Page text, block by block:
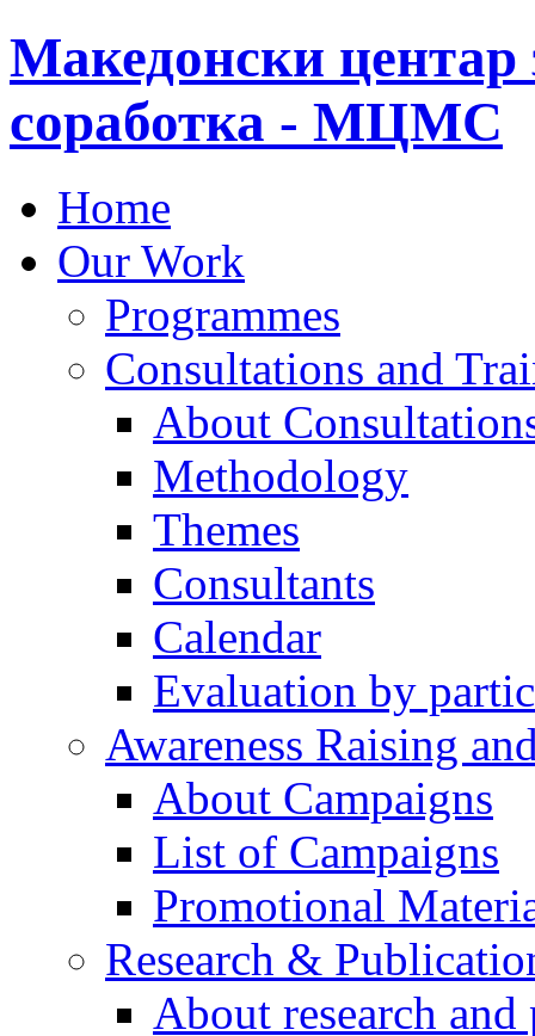
Македонски центар
соработка - МЦМС
Home
Our Work
Programmes
Consultations and
About
Methodology
Themes
Consultants
Calendar
Evaluation by
Awareness Raising
About Campaigns
List of Campaigns
Promotional
Research &
About research